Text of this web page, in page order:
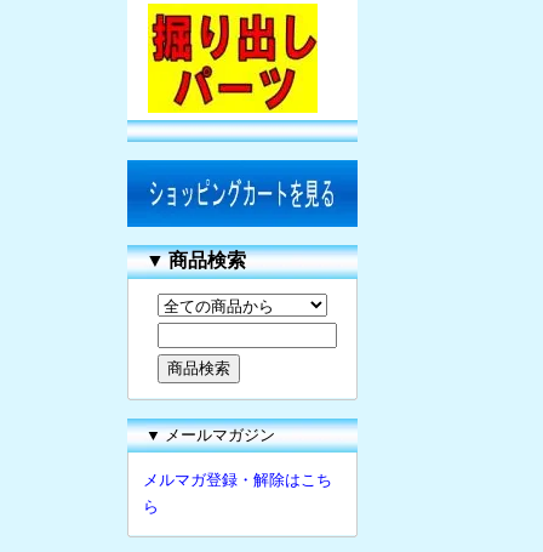
▼商品検索
▼ メールマガジン
メルマガ登録・解除はこち
ら